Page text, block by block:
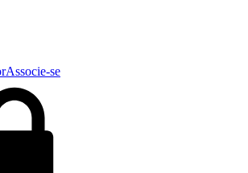
Associe-se